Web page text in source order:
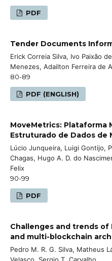
PDF
Tender Documents
Erick Correia Silva, Ivo Paixão
Menezes, Adailton Ferreira de
80-89
PDF (ENGLISH)
MoveMetrics: Plataforma
Estruturado de Dados de
Lúcio Junqueira, Luigi Gontijo,
Chagas, Hugo A. D. do
Felix
90-99
PDF
Challenges and trends
and multi-blockchain
Pedro M. R. G. Silva, Matheus
Velasco, Sergio T. Carvalho